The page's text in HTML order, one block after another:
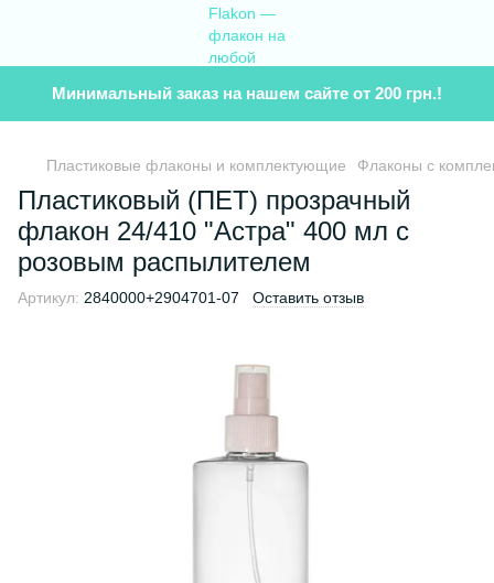
Минимальный заказ на нашем сайте от 200 грн.!
Пластиковые флаконы и комплектующие Флаконы с
Пластиковый (ПET) прозрачный
флакон 24/410 "Астра" 400 мл с
розовым распылителем
Артикул: 2840000+2904701-07 Оставить отзыв